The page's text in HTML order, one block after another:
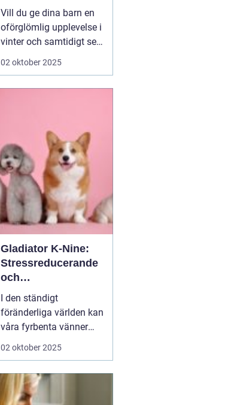
små blivande
skidåkare
Vill du ge dina barn en
oförglömlig upplevelse i
vinter och samtidigt se
dem utvecklas på
erbjuder många
möjligheter f&o...
02 oktober 2025
Gladiator K-Nine:
Stressreducerande
och
ångestdämpande
hundhalsband
I den ständigt
föränderliga världen kan
våra fyrbenta vänner
uppleva att livet blir
mänskliga problem;
många hundägare kan
02 oktober 2025